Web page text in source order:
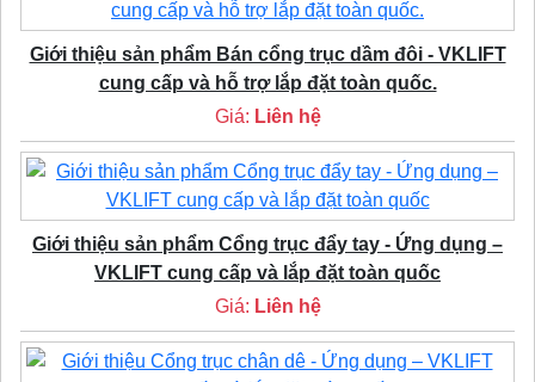
Giới thiệu sản phẩm Bán cổng trục dầm đôi - VKLIFT
cung cấp và hỗ trợ lắp đặt toàn quốc.
Giá: Liên hệ
Giới thiệu sản phẩm Cổng trục đẩy tay - Ứng dụng –
VKLIFT cung cấp và lắp đặt toàn quốc
Giá: Liên hệ